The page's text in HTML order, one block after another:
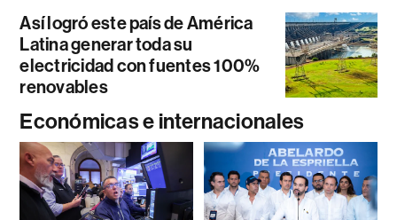
Así logró este país de América
Latina generar toda su
electricidad con fuentes 100%
renovables
Económicas e internacionales